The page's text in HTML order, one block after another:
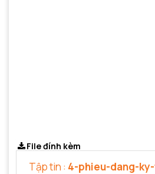
File đính kèm
Tập tin : 4-phieu-dang-